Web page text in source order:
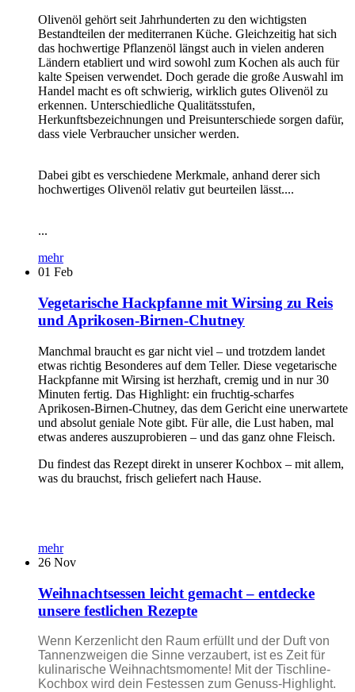
Olivenöl gehört seit Jahrhunderten zu den wichtigsten
Bestandteilen der mediterranen Küche. Gleichzeitig hat sich
das hochwertige Pflanzenöl längst auch in vielen anderen
Ländern etabliert und wird sowohl zum Kochen als auch für
kalte Speisen verwendet. Doch gerade die große Auswahl im
Handel macht es oft schwierig, wirklich gutes Olivenöl zu
erkennen. Unterschiedliche Qualitätsstufen,
Herkunftsbezeichnungen und Preisunterschiede sorgen dafür,
dass viele Verbraucher unsicher werden.
Dabei gibt es verschiedene Merkmale, anhand derer sich
hochwertiges Olivenöl relativ gut beurteilen lässt....
...
mehr
01 Feb
Vegetarische Hackpfanne mit Wirsing zu Reis
und Aprikosen-Birnen-Chutney
Manchmal braucht es gar nicht viel – und trotzdem landet
etwas richtig Besonderes auf dem Teller. Diese vegetarische
Hackpfanne mit Wirsing ist herzhaft, cremig und in nur 30
Minuten fertig. Das Highlight: ein fruchtig-scharfes
Aprikosen-Birnen-Chutney, das dem Gericht eine unerwartete
und absolut geniale Note gibt. Für alle, die Lust haben, mal
etwas anderes auszuprobieren – und das ganz ohne Fleisch.
Du findest das Rezept direkt in unserer Kochbox – mit allem,
was du brauchst, frisch geliefert nach Hause.
mehr
26 Nov
Weihnachtsessen leicht gemacht – entdecke
unsere festlichen Rezepte
Wenn Kerzenlicht den Raum erfüllt und der Duft von
Tannenzweigen die Sinne verzaubert, ist es Zeit für
kulinarische Weihnachtsmomente! Mit der Tischline-
Kochbox wird dein Festessen zum Genuss-Highlight.